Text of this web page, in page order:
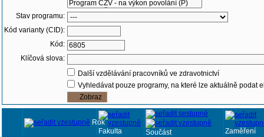
Stav programu:
Kód varianty (CID):
Kód:
Klíčová slova:
Další vzdělávání pracovníků ve zdravotnictví
Vyhledávat pouze programy, na které lze aktuálně podat
Rok
Fakulta
Součást Zaměření